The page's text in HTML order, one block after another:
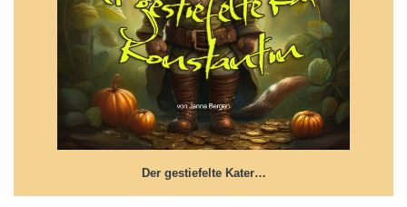
Der gestiefelte Kater…
Der Grimm Klassiker 'Der gestiefelte Kater'